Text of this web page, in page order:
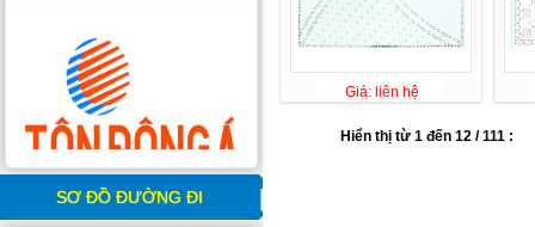
SƠ ĐỒ ĐƯỜNG ĐI
Giá: liên hệ
Hiển thị từ 1 đến 12 / 111 :